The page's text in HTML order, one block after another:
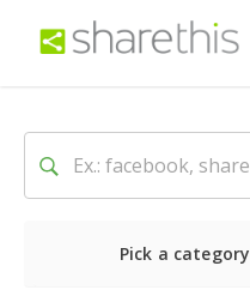
Pick a category